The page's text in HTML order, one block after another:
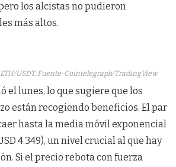
los alcistas no pudieron
más altos.
USDT. Fuente: Cointelegraph/TradingView
el lunes, lo que sugiere que los
están recogiendo beneficios. El par
hasta la media móvil exponencial
4.349), un nivel crucial al que hay
Si el precio rebota con fuerza